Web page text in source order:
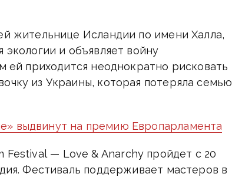
жительнице Исландии по имени Халла,
экологии и объявляет войну
ей приходится неоднократно рисковать
из Украины, которая потеряла семью
выдвинут на премию Европарламента
Festival — Love & Anarchy пройдет с 20
Фестиваль поддерживает мастеров в